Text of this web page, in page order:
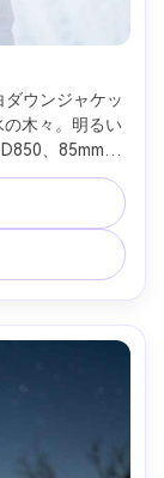
ウンジャケッ
の木々。明るい
、85mm
、穏やかな静
--ar 4:5